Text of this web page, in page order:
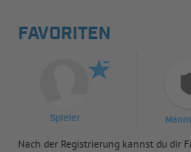
FAVORITEN
Spieler
Nach der Registrierung kannst du dir